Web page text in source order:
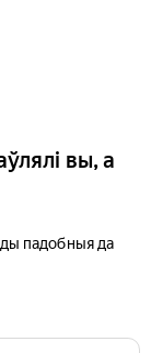
вы, а
падобныя да